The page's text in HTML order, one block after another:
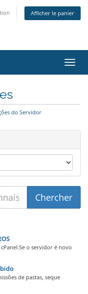
Afficher le panier
la
do Servidor
o servidor é novo
de pastas, seque